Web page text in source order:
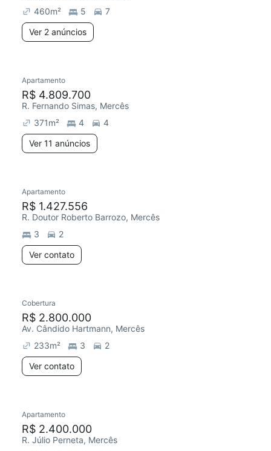
460m² 5
7
Ver 2 anúncios
Apartamento
R$ 4.809.700
R. Fernando Simas, Mercês
371m² 4
4
Ver 11 anúncios
Redecorar
Apartamento
R$ 1.427.556
R. Doutor Roberto Barrozo, Mercês
3
2
Ver contato
Redecorar
Cobertura
R$ 2.800.000
Av. Cândido Hartmann, Mercês
233m² 3
2
Ver contato
Chegou este mês
Apartamento
R$ 2.400.000
R. Júlio Perneta, Mercês